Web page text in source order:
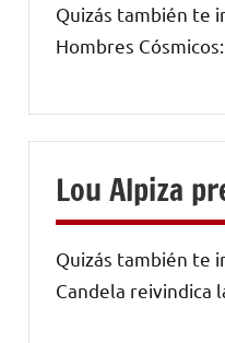
Quizás también te
Hombres
Lou Alpiza
Quizás también te
Candela reivindica